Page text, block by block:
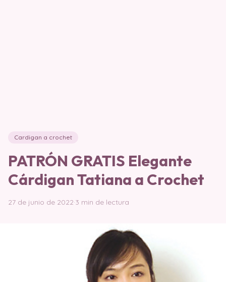
Cardigan a crochet
PATRÓN GRATIS Elegante
Cárdigan Tatiana a Crochet
27 de junio de 2022·3 min de lectura